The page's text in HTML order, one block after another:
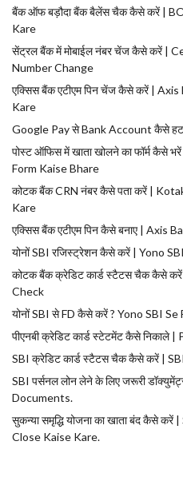
बैंक ऑफ बड़ौदा बैंक बैलेंस चैक कैसे करें |
Kare
सेंट्रल बैंक में मोबाईल नंबर चेंज कैसे करें |
Number Change
एक्सिस बैंक एटीएम पिन चेंज कैसे करें |
Kare
Google Pay से Bank Account कैसे
पोस्ट ऑफिस में खाता खोलने का फॉर्म
Form Kaise Bhare
कोटक बैंक CRN नंबर कैसे पता करें |
Kare
एक्सिस बैंक एटीएम पिन कैसे बनाए | Axis
योनों SBI रजिस्ट्रेशन कैसे करें | Yono
कोटक बैंक क्रेडिट कार्ड स्टैटस चैक कैसे
Check
योनों SBI से FD कैसे करें ? Yono SBI
पीएनबी क्रेडिट कार्ड स्टेटमेंट कैसे
SBI क्रेडिट कार्ड स्टैटस चैक कैसे करें |
SBI पर्सनल लोन लेने के लिए जरूरी
Documents.
सुकन्या समृद्धि योजना का खाता बंद कैसे
Close Kaise Kare.